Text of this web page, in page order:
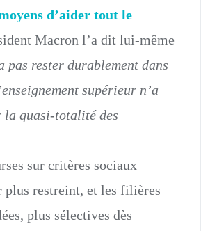
d’aider tout le
Macron l’a dit lui-même
pas rester durablement dans
supérieur n’a
la quasi-totalité des
sur critères sociaux
plus restreint, et les filières
plus sélectives dès